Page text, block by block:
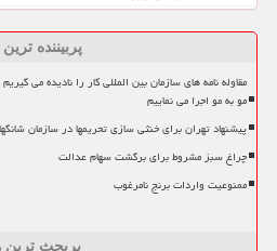
پربیننده ترین
مقاوله نامه های سازمان بین المللی کار را نادیده می
مو به مو اجرا می نماییم
پیشنهاد تهران برای خنثی سازی تحریمها در سازمان
چراغ سبز مشروط برای برگشت سهام عدالت
ممنوعیت واردات برنج نامرغوب
پربحث ترین